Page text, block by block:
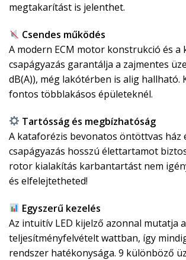
megtakarítást is jelenthet.
Csendes működés
A modern ECM motor konstrukció és a
csapágyazás garantálja a zajmentes
dB(A)), még lakótérben is alig hallható.
fontos többlakásos épületeknél.
Tartósság és megbízhatóság
A kataforézis bevonatos öntöttvas ház
csapágyazás hosszú élettartamot
rotor kialakítás karbantartást nem
és elfelejtetheted!
Egyszerű kezelés
Az intuitív LED kijelző azonnal mutatja
teljesítményfelvételt wattban, így
rendszer hatékonysága. 9 különböző